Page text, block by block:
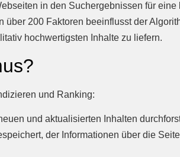
in den Suchergebnissen für eine
200 Faktoren beeinflusst der
hochwertigsten Inhalte zu liefern.
und Ranking:
und aktualisierten Inhalten
der Informationen über die